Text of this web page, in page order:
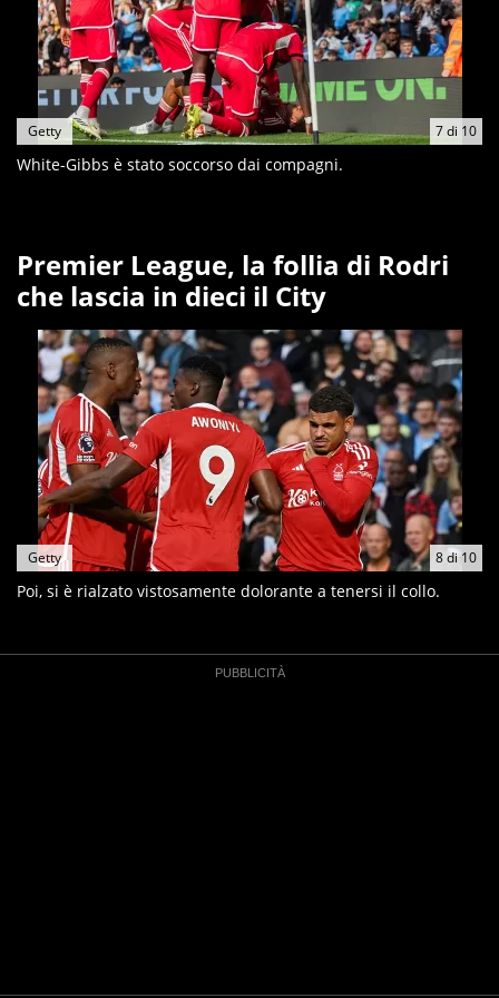
7di 10
Getty
White-Gibbs è stato soccorso dai compagni.
Premier League, la follia di Rodri
che lascia in dieci il City
8di10
Getty
Poi, si è rialzato vistosamente dolorante a tenersi il collo.